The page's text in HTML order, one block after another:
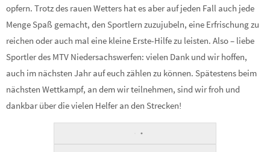
opfern. Trotz des rauen Wetters hat es aber auf jeden Fall auch jede
Menge Spaß gemacht, den Sportlern zuzujubeln, eine Erfrischung zu
reichen oder auch mal eine kleine Erste-Hilfe zu leisten. Also – liebe
Sportler des MTV Niedersachswerfen: vielen Dank und wir hoffen,
auch im nächsten Jahr auf euch zählen zu können. Spätestens beim
nächsten Wettkampf, an dem wir teilnehmen, sind wir froh und
dankbar über die vielen Helfer an den Strecken!